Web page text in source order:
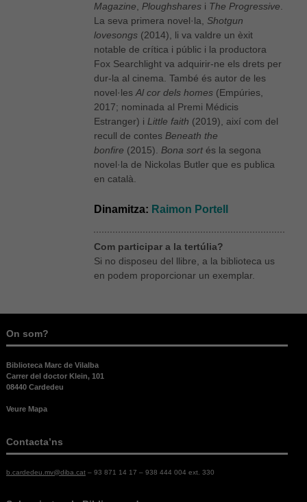
Magazine
Ploughshares i The Progressive
La seva primera novel·la,Shotgun
lovesongs (2014), li va valdre un èxit
notable de crítica i públic i la productora
Fox Searchlight va adquirir-ne els drets per
dur-la al cinema. També és autor de les
novel·lesAl cor dels homes (Empúries,
2017; nominada al Premi Médicis
Estranger) i Little faith (2019), així com del
recull de contes Beneath the
bonfire (2015). Bona sort és la segona
novel·la de Nickolas Butler que es publica
en català.
Dinamitza: Raimon Portell
Com participar a la tertúlia?
Si no disposeu del llibre, a la biblioteca us
en podem proporcionar un exemplar.
On som?
Biblioteca Marc de Vilalba
Carrer del doctor Klein, 101
08440 Cardedeu
Veure Mapa
Contacta’ns
b.cardedeu.mv@diba.cat– 93 871 14 17 – 938 444 004 ext. 330
cookies no